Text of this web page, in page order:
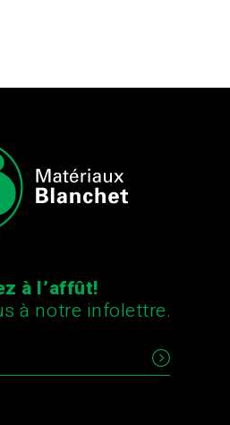
à l’affût!
à notre infolettre.